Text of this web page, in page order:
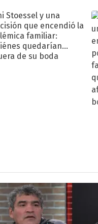
Stoessel y una
que encendió la
familiar:
quedarían
de su boda